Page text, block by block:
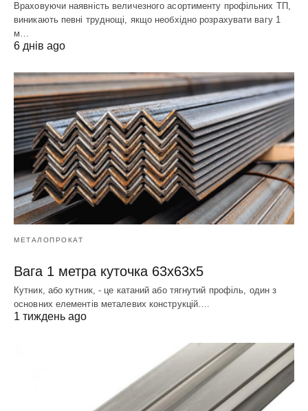
Враховуючи наявність величезного асортименту профільних ТП,
виникають певні труднощі, якщо необхідно розрахувати вагу 1
м…
6 днів ago
МЕТАЛОПРОКАТ
Вага 1 метра куточка 63х63х5
Кутник, або кутник, - це катаний або тягнутий профіль, один з
основних елементів металевих конструкцій.…
1 тиждень ago